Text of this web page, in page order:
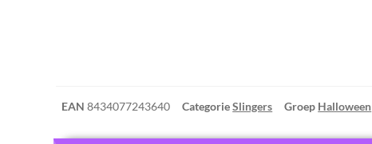
EAN8434077243640 CategorieSlingers Groep Halloween